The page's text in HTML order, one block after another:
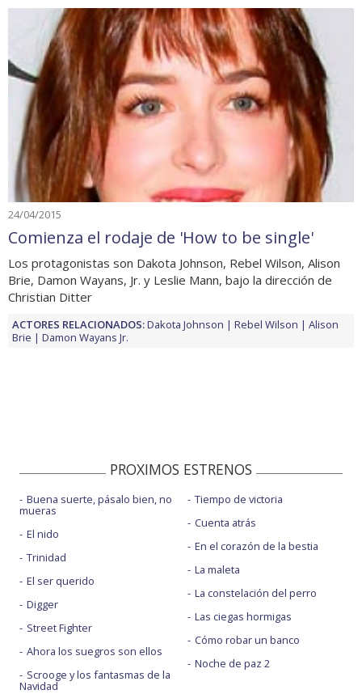
24/04/2015
Comienza el rodaje de 'How to be single'
Los protagonistas son Dakota Johnson, Rebel Wilson, Alison
Brie, Damon Wayans, Jr. y Leslie Mann, bajo la dirección de
Christian Ditter
ACTORES RELACIONADOS:Dakota Johnson Rebel Wilson
Alison
Brie
Damon Wayans Jr.
PROXIMOS ESTRENOS
Buena suerte, pásalo bien, no
mueras
El nido
Trinidad
El ser querido
Digger
Street Fighter
Ahora los suegros son ellos
Scrooge y los fantasmas de la
Navidad
Tiempo de victoria
Cuenta atrás
En el corazón de la bestia
La maleta
La constelación del perro
Las ciegas hormigas
Cómo robar un banco
Noche de paz 2